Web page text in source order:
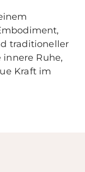
traditioneller
Ruhe,
Kraft im